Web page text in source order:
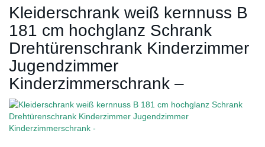
Kleiderschrank weiß kernnuss B
181 cm hochglanz Schrank
Drehtürenschrank Kinderzimmer
Jugendzimmer
Kinderzimmerschrank –